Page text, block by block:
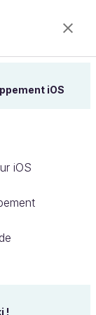
iOS
iOS
!
la
métiers qui
tous les